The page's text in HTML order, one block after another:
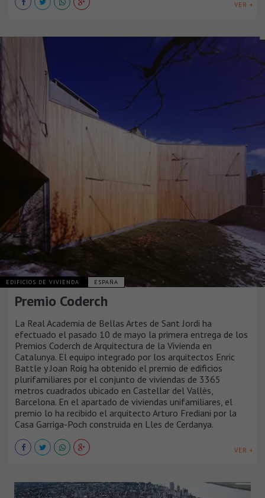
VER +
EDIFICIOS DE VIVIENDA ESPAÑA
Premio Coderch
La Real Academia de Bellas Artes de Sant Jordi ha
efectuado el pasado 10 de mayo la primera entrega de los
Premios Coderch de Arquitectura de la Vivienda en
Catalunya. El equipo integrado por los arquitectos Enric
Battle y Joan Roig ha obtenido el premio de edificios
plurifamiliares por el conjunto de viviendas de 3365
metros cuadrados ubicado en Castellar del Vallès,
Barcelona. En el apartado de viviendas unifamiliares, el
premio lo ha recibido el arquitecto Arturo Frediani por la
Casa Garriga-Poch construida en Lles de Cerdanya.
VER +